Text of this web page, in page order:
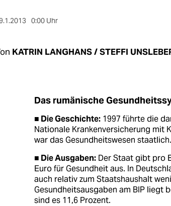
0:00 Uhr
KATRIN LANGHANS / STEFFI
Das rumänische
■ Die Geschichte:1997 führte die
Nationale Krankenversicherung mit
war das Gesundheitswesen staatlich.
■ Die Ausgaben:Der Staat gibt pro
Euro für Gesundheit aus. In
auch relativ zum Staatshaushalt
Gesundheitsausgaben am BIP liegt
sind es 11,6 Prozent.